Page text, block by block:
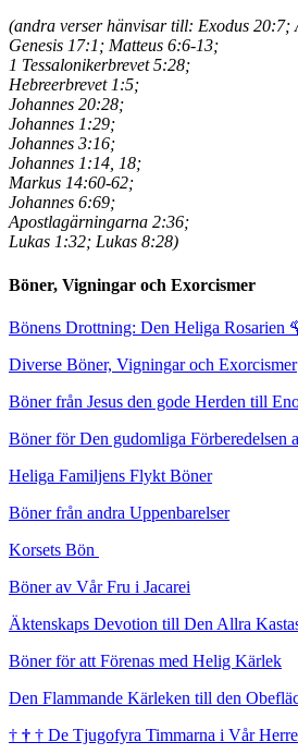
(andra verser hänvisar till: Exodus 20:7;
Genesis 17:1; Matteus 6:6-13;
1 Tessalonikerbrevet 5:28;
Hebreerbrevet 1:5;
Johannes 20:28;
Johannes 1:29;
Johannes 3:16;
Johannes 1:14, 18;
Markus 14:60-62;
Johannes 6:69;
Apostlagärningarna 2:36;
Lukas 1:32; Lukas 8:28)
Böner, Vigningar och Exorcismer
Bönens Drottning: Den Heliga Rosarien
Diverse Böner, Vigningar och Exorcismer
Böner från Jesus den gode Herden till
Böner för Den gudomliga Förberedelsen
Heliga Familjens Flykt Böner
Böner från andra Uppenbarelser
Korsets Bön
Böner av Vår Fru i Jacarei
Äktenskaps Devotion till Den Allra
Böner för att Förenas med Helig Kärlek
Den Flammande Kärleken till den
† † † De Tjugofyra Timmarna i Vår